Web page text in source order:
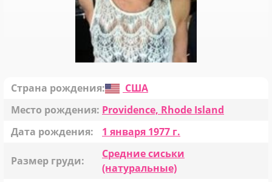
Страна рождения:
США
Место рождения: Providence, Rhode Island
Дата рождения:
1 января 1977 г.
Размер груди:
Средние сиськи
(натуральные)